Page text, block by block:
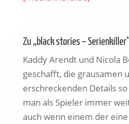
Zu „black stories –
Kaddy Arendt und Nicola
geschafft, die grausamen
erschreckenden Details
man als Spieler immer
auch wenn einem der